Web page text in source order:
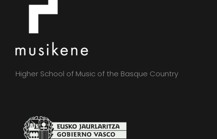
Higher School of Music of the Basque Country